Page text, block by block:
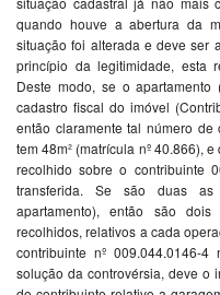
quando houve a abertura da
situação foi alterada e deve ser
princípio da legitimidade, esta
Deste modo, se o apartamento
cadastro fiscal do imóvel
então claramente tal número
tem 48m² (matrícula nº 40.866),
recolhido sobre o contribuinte
transferida. Se são duas as
apartamento), então são
recolhidos, relativos a cada
contribuinte nº 009.044.0146-
solução da controvérsia, deve o